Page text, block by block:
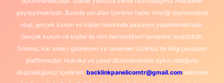
paylaşılmaktadır. Burada yer alan içerikler haber niteliği taşımamakta
olup, gerçek kurum ve kişiler hakkında paylaşım yapılmamaktadır.
Gerçek kurum ve kişiler ile isim benzerlikleri tamamen tesadüfidir.
Sitemiz, kar amacı gütmeyen ve tamamen ücretsiz bir bilgi paylaşım
platformudur. Hukuka ve yasal düzenlemelere aykırı olduğunu
düşündüğünüz içerikleri, backlinkpanelicomtr@gmail.comadresine